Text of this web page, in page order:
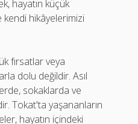
hayatın küçük
hikâyelerimizi
fırsatlar veya
dolu değildir. Asıl
sokaklarda ve
Tokat'ta yaşananların
hayatın içindeki